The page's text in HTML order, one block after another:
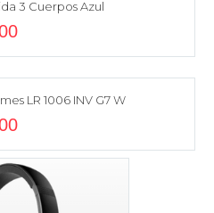
3 Cuerpos Azul
LR 1006 INV G7 W